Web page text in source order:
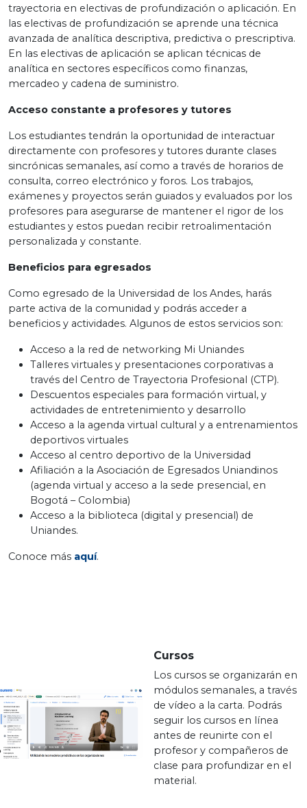
trayectoria en electivas de profundización o aplicación. En
las electivas de profundización se aprende una técnica
avanzada de analítica descriptiva, predictiva o prescriptiva.
En las electivas de aplicación se aplican técnicas de
analítica en sectores específicos como finanzas,
mercadeo y cadena de suministro.
Acceso constante a profesores y tutores
Los estudiantes tendrán la oportunidad de interactuar
directamente con profesores y tutores durante clases
sincrónicas semanales, así como a través de horarios de
consulta, correo electrónico y foros. Los trabajos,
exámenes y proyectos serán guiados y evaluados por los
profesores para asegurarse de mantener el rigor de los
estudiantes y estos puedan recibir retroalimentación
personalizada y constante.
Beneficios para egresados
Como egresado de la Universidad de los Andes, harás
parte activa de la comunidad y podrás acceder a
beneficios y actividades. Algunos de estos servicios son:
Acceso a la red de networking Mi Uniandes
Talleres virtuales y presentaciones corporativas a
través del Centro de Trayectoria Profesional (CTP).
Descuentos especiales para formación virtual, y
actividades de entretenimiento y desarrollo
Acceso a la agenda virtual cultural y a entrenamientos
deportivos virtuales
Acceso al centro deportivo de la Universidad
Afiliación a la Asociación de Egresados Uniandinos
(agenda virtual y acceso a la sede presencial, en
Bogotá – Colombia)
Acceso a la biblioteca (digital y presencial) de
Uniandes.
Conoce más aquí.
Cursos
Los cursos se organizarán en
módulos semanales, a través
de vídeo a la carta. Podrás
seguir los cursos en línea
antes de reunirte con el
profesor y compañeros de
clase para profundizar en el
material.